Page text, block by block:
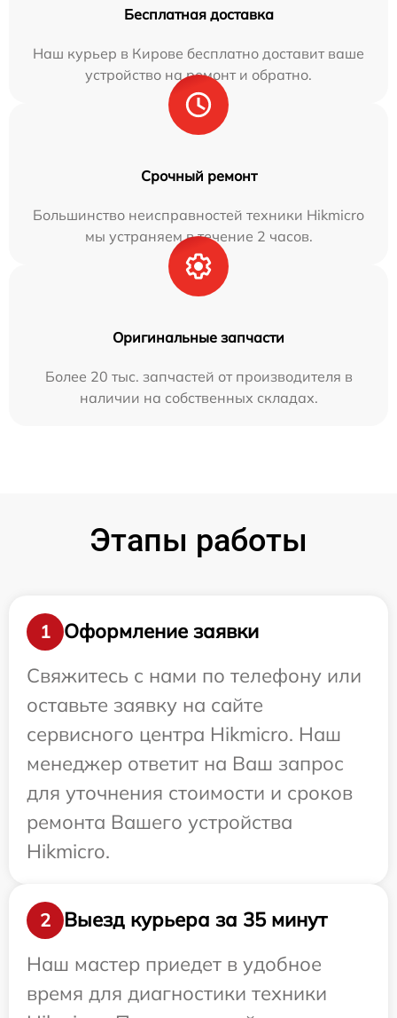
Бесплатная доставка
Наш курьер в Кирове бесплатно доставит ваше
устройство на ремонт и обратно.
Срочный ремонт
Большинство неисправностей техники Hikmicro
мы устраняем в течение 2 часов.
Оригинальные запчасти
Более 20 тыс. запчастей от производителя в
наличии на собственных складах.
Этапы работы
1
Оформление заявки
Свяжитесь с нами по телефону или
оставьте заявку на сайте
сервисного центра Hikmicro. Наш
менеджер ответит на Ваш запрос
для уточнения стоимости и сроков
ремонта Вашего устройства
Hikmicro.
2
Выезд курьера за 35 минут
Наш мастер приедет в удобное
время для диагностики техники